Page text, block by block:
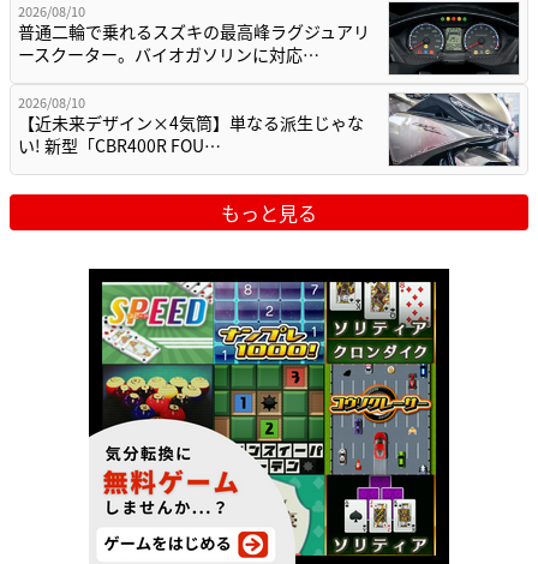
2026/08/10
普通二輪で乗れるスズキの最高峰ラグジュアリ
ースクーター。バイオガソリンに対応…
2026/08/10
【近未来デザイン×4気筒】単なる派生じゃな
い! 新型「CBR400R FOU…
もっと見る